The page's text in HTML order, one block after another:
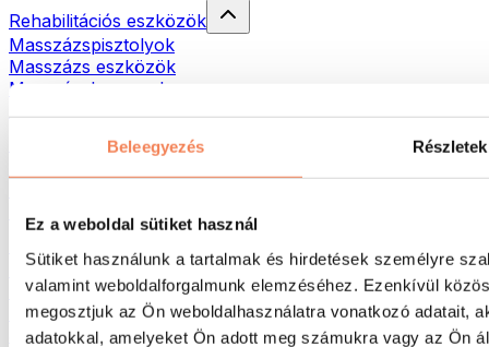
Beleegyezés Részletek
Ez a weboldal sütiket használ
Sütiket használunk a tartalmak és hirdetések személyre
valamint weboldalforgalmunk elemzéséhez. Ezenkívül
megosztjuk az Ön weboldalhasználatra vonatkozó adatait,
adatokkal, amelyeket Ön adott meg számukra vagy az Ön
Rehabilitációs eszközök
Masszázspisztolyok
Masszázs eszközök
Masszázshengerek
Táskák & hátizsákok
Hátizsákok
Futás
Küzdősportok
Kerékpározás
Jóga és pilates